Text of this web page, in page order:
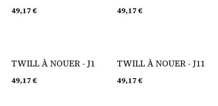
49,17€ 49,17€
TWILL À NOUER - J1
49,17€
TWILL À NOUER - J11
49,17€